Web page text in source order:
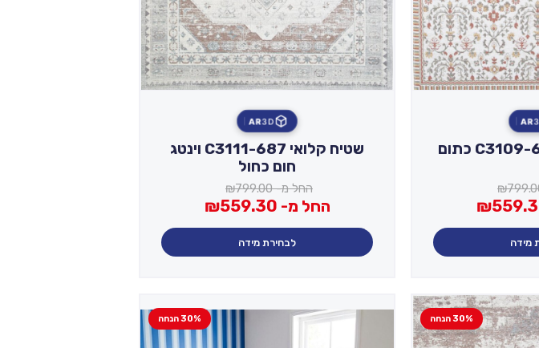
AR
₪
₪
מידה
3D
AR
שטיח קלואי C3111-687 וינטג
חום כחול
החל מ- ₪799.00
החל מ- ₪559.30
לבחירת מידה
30% הנחה 30% הנחה